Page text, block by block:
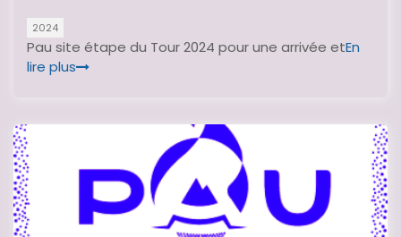
2024
Pau site étape du Tour 2024 pour une arrivée etEn
lire plus